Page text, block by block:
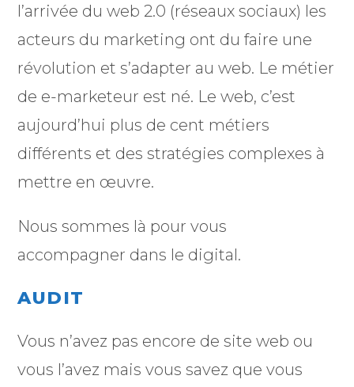
l’arrivée du web 2.0 (réseaux sociaux) les
acteurs du marketing ont du faire une
révolution et s’adapter au web. Le métier
de e-marketeur est né. Le web, c’est
aujourd’hui plus de cent métiers
différents et des stratégies complexes à
mettre en œuvre.
Nous sommes là pour vous
accompagner dans le digital.
AUDIT
Vous n’avez pas encore de site web ou
vous l’avez mais vous savez que vous